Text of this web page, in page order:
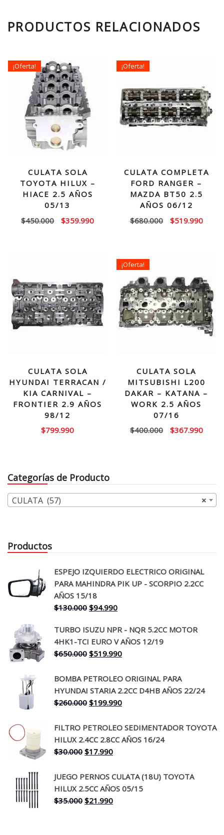
PRODUCTOS RELACIONADOS
¡Oferta!
CULATA SOLA
TOYOTA HILUX –
HIACE 2.5 AÑOS
05/13
$450.000
El
$359.990El
$359.990.
¡Oferta!
CULATA COMPLETA
FORD RANGER –
MAZDA BT50 2.5
AÑOS 06/12
$680.000
El
$519.990El
CULATA SOLA
HYUNDAI TERRACAN /
KIA CARNIVAL –
FRONTIER 2.9 AÑOS
98/12
$799.990
¡Oferta!
CULATA SOLA
MITSUBISHI L200
DAKAR – KATANA –
WORK 2.5 AÑOS
07/16
$400.000
El
$367.990El
Categorías de Producto
×
CULATA (57)
Productos
ESPEJO IZQUIERDO ELECTRICO ORIGINAL
PARA MAHINDRA PIK UP - SCORPIO 2.2CC
AÑOS 15/18
$130.000 El
original
era:
$130.000.
$94.990El
actual
es:
$94.990.
TURBO ISUZU NPR - NQR 5.2CC MOTOR
4HK1-TCI EURO V AÑOS 12/19
$650.000 El
original
era:
$650.000.
$519.990El
actual
es:
$519.990.
BOMBA PETROLEO ORIGINAL PARA
HYUNDAI STARIA 2.2CC D4HB AÑOS 22/24
$260.000 El
original
era:
$260.000.
$199.990El
actual
es:
FILTRO PETROLEO SEDIMENTADOR TOYOTA
HILUX 2.4CC 2.8CC AÑOS 16/24
$30.000 El
original
era:
$30.000.
$17.990El
actual
es:
$17.990.
JUEGO PERNOS CULATA (18U) TOYOTA
HILUX 2.5CC AÑOS 05/15
$35.000 El
$21.990El